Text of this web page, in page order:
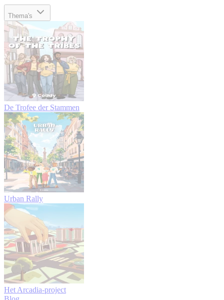
Thema's
De Trofee der Stammen
Urban Rally
Het Arcadia-project